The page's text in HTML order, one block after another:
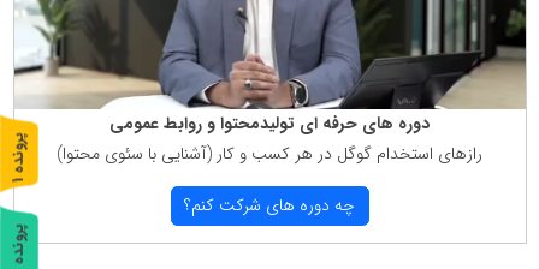
دوره های حرفه ای تولیدمحتوا و روابط عمومی
رازهای استخدام گوگل در هر كسب و كار (آشنایی با سئوی محتوا)
چه دوره های شركت كنم؟
پ
ر
و
ن
د
ه
1
پ
2